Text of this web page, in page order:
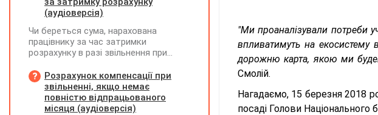
"Ми проаналізували потреби
впливатимуть на екосистему
дорожню карта, якою ми
Смолій.
Нагадаємо, 15 березня 2018
посаді Голови Національного
(аудіоверсія)
Чи береться сума, нарахована
працівнику за час затримки
розрахунку в разі звільнення при
заробітної плати (винагороди), для
розрахунку внеску на підтримку
працевлаштування осіб з
інвалідністю?
Розрахунок компенсації при
звільненні, якщо немає
повністю відпрацьованого
місяця (аудіоверсія)